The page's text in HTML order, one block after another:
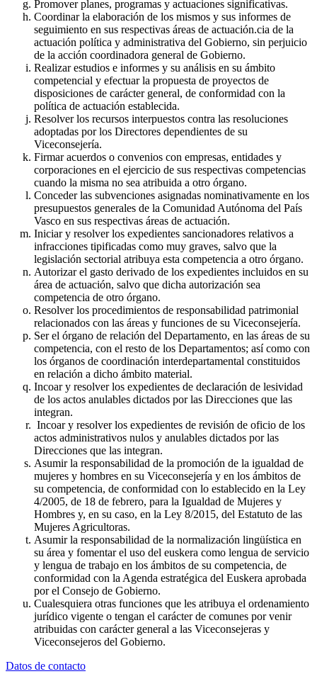
Promover planes, programas y actuaciones significativas.
Coordinar la elaboración de los mismos y sus informes de
seguimiento en sus respectivas áreas de actuación.cia de la
actuación política y administrativa del Gobierno, sin perjuicio
de la acción coordinadora general de Gobierno.
Realizar estudios e informes y su análisis en su ámbito
competencial y efectuar la propuesta de proyectos de
disposiciones de carácter general, de conformidad con la
política de actuación establecida.
Resolver los recursos interpuestos contra las resoluciones
adoptadas por los Directores dependientes de su
Viceconsejería.
Firmar acuerdos o convenios con empresas, entidades y
corporaciones en el ejercicio de sus respectivas competencias
cuando la misma no sea atribuida a otro órgano.
Conceder las subvenciones asignadas nominativamente en los
presupuestos generales de la Comunidad Autónoma del País
Vasco en sus respectivas áreas de actuación.
Iniciar y resolver los expedientes sancionadores relativos a
infracciones tipificadas como muy graves, salvo que la
legislación sectorial atribuya esta competencia a otro órgano.
Autorizar el gasto derivado de los expedientes incluidos en su
área de actuación, salvo que dicha autorización sea
competencia de otro órgano.
Resolver los procedimientos de responsabilidad patrimonial
relacionados con las áreas y funciones de su Viceconsejería.
Ser el órgano de relación del Departamento, en las áreas de su
competencia, con el resto de los Departamentos; así como con
los órganos de coordinación interdepartamental constituidos
en relación a dicho ámbito material.
Incoar y resolver los expedientes de declaración de lesividad
de los actos anulables dictados por las Direcciones que las
integran.
Incoar y resolver los expedientes de revisión de oficio de los
actos administrativos nulos y anulables dictados por las
Direcciones que las integran.
Asumir la responsabilidad de la promoción de la igualdad de
mujeres y hombres en su Viceconsejería y en los ámbitos de
su competencia, de conformidad con lo establecido en la Ley
4/2005, de 18 de febrero, para la Igualdad de Mujeres y
Hombres y, en su caso, en la Ley 8/2015, del Estatuto de las
Mujeres Agricultoras.
Asumir la responsabilidad de la normalización lingüística en
su área y fomentar el uso del euskera como lengua de servicio
y lengua de trabajo en los ámbitos de su competencia, de
conformidad con la Agenda estratégica del Euskera aprobada
por el Consejo de Gobierno.
Cualesquiera otras funciones que les atribuya el ordenamiento
jurídico vigente o tengan el carácter de comunes por venir
atribuidas con carácter general a las Viceconsejeras y
Viceconsejeros del Gobierno.
Datos de contacto